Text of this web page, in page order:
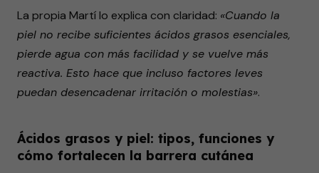
La propia Martí lo explica con claridad: «Cuando la
piel no recibe suficientes ácidos grasos esenciales,
pierde agua con más facilidad y se vuelve más
reactiva. Esto hace que incluso factores leves
puedan desencadenar irritación o molestias».
Ácidos grasos y piel: tipos, funciones y
cómo fortalecen la barrera cutánea